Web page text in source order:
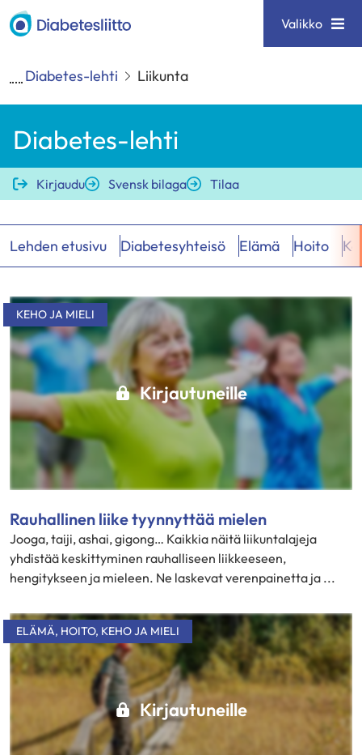
Siirry
sisältöön
Diabetesliitto Valikko
Diabetes-lehti Liikunta
Diabetes-lehti
Kirjaudu Svensk bilaga Tilaa
Lehden etusivu Diabetesyhteisö Elämä Hoito
Hakutulokset
Kirjautuneille
KEHO JA MIELI
Rauhallinen liike tyynnyttää mielen
Jooga, taiji, ashai, gigong… Kaikkia näitä liikuntalajeja
yhdistää keskittyminen rauhalliseen liikkeeseen,
hengitykseen ja mieleen. Ne laskevat verenpainetta ja ...
Kirjautuneille
ELÄMÄ, HOITO, KEHO JA MIELI